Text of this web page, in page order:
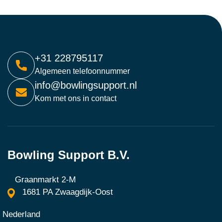
+31 228795117
Algemeen telefoonnummer
info@bowlingsupport.nl
Kom met ons in contact
Bowling Support B.V.
Graanmarkt 2-M
1681 PA Zwaagdijk-Oost
Nederland